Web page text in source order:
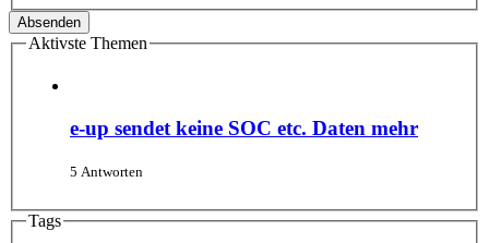
Aktivste Themen
e-up sendet keine SOC etc. Daten mehr
5 Antworten
Tags